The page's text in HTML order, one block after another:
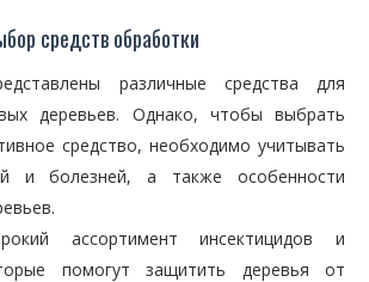
средств обработки
различные средства для
деревьев. Однако, чтобы выбрать
средство, необходимо учитывать
и болезней, а также особенности
ассортимент инсектицидов и
помогут защитить деревья от